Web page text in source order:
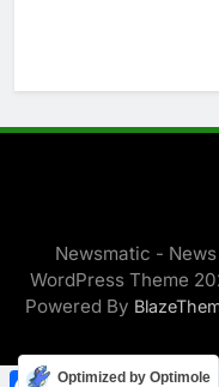
Newsmatic - News
WordPress Theme
Powered By
FacebookWhatsApp
Twitter
Optimized by Optimole